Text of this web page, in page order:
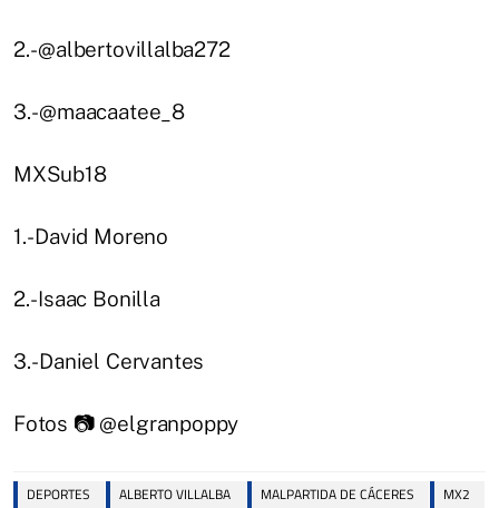
2.- @albertovillalba272
3.- @maacaatee_8
MXSub18
1.- David Moreno
2.- Isaac Bonilla
3.- Daniel Cervantes
Fotos 📷 @elgranpoppy
DEPORTES ALBERTO VILLALBA MALPARTIDA DE CÁCERES MX2